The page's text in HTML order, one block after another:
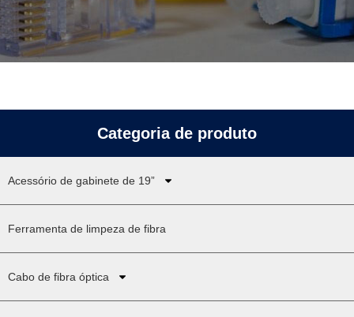
Categoria de produto
Acessório de gabinete de 19”
Ferramenta de limpeza de fibra
Cabo de fibra óptica